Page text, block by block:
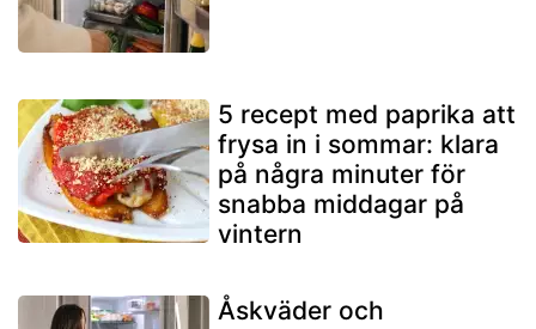
5 recept med paprika att
frysa in i sommar: klara
på några minuter för
snabba middagar på
vintern
Åskväder och